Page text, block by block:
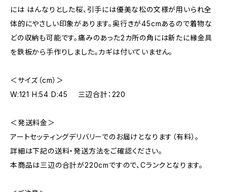
には はんなりとした桜、引手には優美な松の文様が用いられ全
体的にやさしい印象があります。奥行きが45cmあるので着物な
どの収納も可能です。痛みのあった2カ所の角には新たに縁金具
を鉄板から手作りしました。カギは付いていません。
＜サイズ（cm）＞
W:121 H:54 D:45 三辺合計：220
＜発送料金＞
アートセッティングデリバリーでのお届けとなります（有料）。
詳細は下記の送料・発送方法をご確認ください。
本商品は三辺の合計が220cmですので、Cランクとなります。